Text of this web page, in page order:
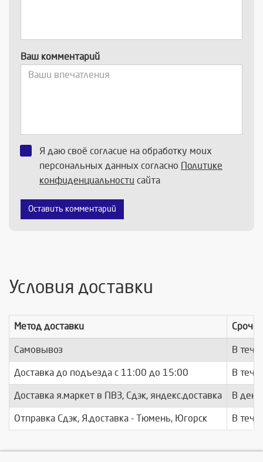
Ваш комментарий
Я даю своё согласие на обработку моих
персональных данных согласно Политике
конфиденциальности сайта
Оставить комментарий
Условия доставки
Метод доставки
Самовывоз В
Доставка до подъезда c 11:00 до 15:00 В
Доставка я.маркет в ПВЗ, Сдэк, яндекс.доставка В день
Отправка Сдэк, Я.доставка - Тюмень, Югорск В